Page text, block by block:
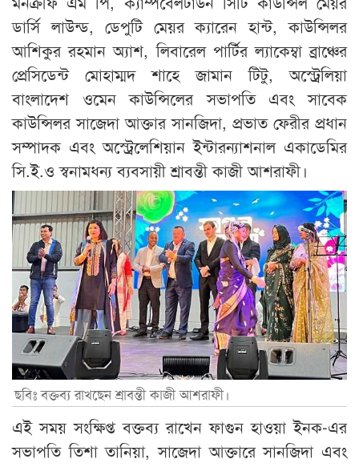
ডার্সি লাউন্ড, ডেপুটি মেয়র ক্যারেন হান্ট, কাউন্সিলর
আশিকুর রহমান অ্যাশ, লিবারেল পার্টির ল্যাকেম্বা ব্রাঞ্চের
প্রেসিডেন্ট মোহাম্মদ শাহে জামান টিটু, অস্ট্রেলিয়া
বাংলাদেশ ওমেন কাউন্সিলের সভাপতি এবং সাবেক
কাউন্সিলর সাজেদা আক্তার সানজিদা, প্রভাত ফেরীর প্রধান
সম্পাদক এবং অস্ট্রেলেশিয়ান ইন্টারন্যাশনাল একাডেমির
সি.ই.ও স্বনামধন্য ব্যবসায়ী শ্রাবন্তী কাজী আশরাফী।
ছবিঃ বক্তব্য রাখছেন শ্রাবন্তী কাজী আশরাফী।
এই সময় সংক্ষিপ্ত বক্তব্য রাখেন ফাগুন হাওয়া ইনক-এর
সভাপতি তিশা তানিয়া, সাজেদা আক্তারে সানজিদা এবং